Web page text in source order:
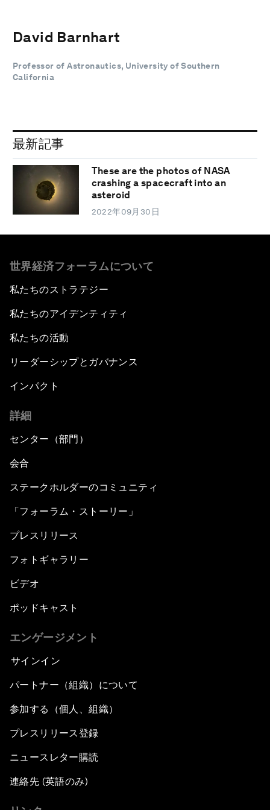
David Barnhart
Professor of Astronautics, University of Southern
California
最新記事
These are the photos of NASA
crashing a spacecraft into an
asteroid
2022年09月30日
世界経済フォーラムについて
私たちのストラテジー
私たちのアイデンティティ
私たちの活動
リーダーシップとガバナンス
インパクト
詳細
センター（部門）
会合
ステークホルダーのコミュニティ
「フォーラム・ストーリー」
プレスリリース
フォトギャラリー
ビデオ
ポッドキャスト
エンゲージメント
サインイン
パートナー（組織）について
参加する（個人、組織）
プレスリリース登録
ニュースレター購読
連絡先 (英語のみ)